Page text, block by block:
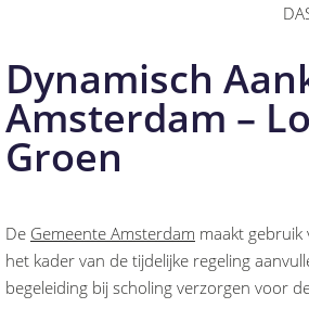
Dynamisch
Amsterdam –
Groen
De Gemeente Amsterdam maakt gebruik
het kader van de tijdelijke regeling
begeleiding bij scholing verzorgen voor